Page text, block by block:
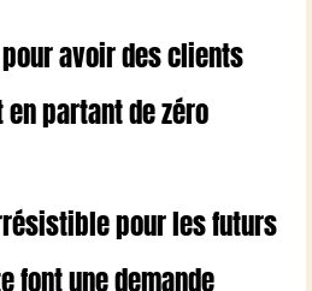
avoir des clients
partant de zéro
pour les futurs
font une demande